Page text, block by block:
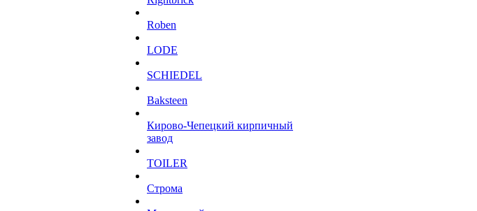
Roben
LODE
SCHIEDEL
Baksteen
Кирово-Чепецкий кирпичный
завод
TOILER
Строма